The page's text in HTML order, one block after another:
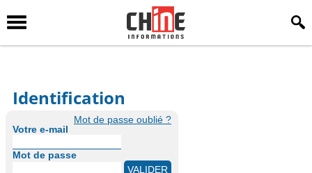
Identification
Mot de passe oublié ?
Votre e-mail
Mot de passe